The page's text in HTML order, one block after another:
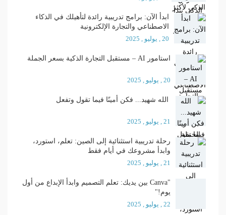
ابدأ الآن: برامج تدريبية رائدة لتأهيلك في الذكاء
الاصطناعي والتجارة الإلكترونية
20 , يوليو , 2025
استامور AI – مستقبل التجارة الذكية بسعر الجملة
20 , يوليو , 2025
الله شهيد... فكن أمينًا فيما تقول وتفعل
21 , يوليو , 2025
رحلة تدريبية استثنائية إلى الصين: تعلم، استورد،
وابدأ مشروعك في أيام فقط
21 , يوليو , 2025
"Canva بين يديك: تعلم التصميم وابدأ الإبداع من أول
يوم!"
22 , يوليو , 2025